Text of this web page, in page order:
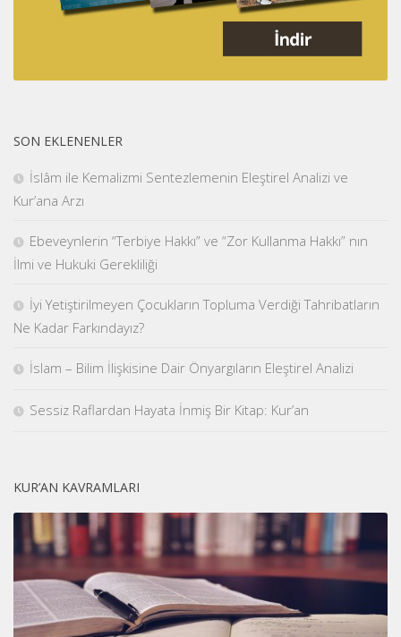
SON EKLENENLER
İslâm ile Kemalizmi Sentezlemenin Eleştirel Analizi ve
Kur’ana Arzı
Ebeveynlerin “Terbiye Hakkı” ve “Zor Kullanma Hakkı” nın
İlmi ve Hukuki Gerekliliği
İyi Yetiştirilmeyen Çocukların Topluma Verdiği Tahribatların
Ne Kadar Farkındayız?
İslam – Bilim İlişkisine Dair Önyargıların Eleştirel Analizi
Sessiz Raflardan Hayata İnmiş Bir Kitap: Kur’an
KUR’AN KAVRAMLARI